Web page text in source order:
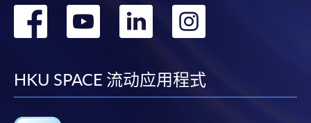
转
facebook
转
youtube
转
linkedin
转
HKU SPACE 流动应用程式